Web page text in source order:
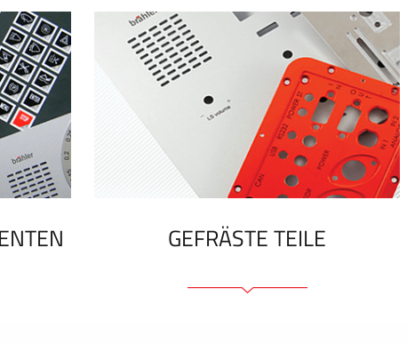
GEFRÄSTE TEILE